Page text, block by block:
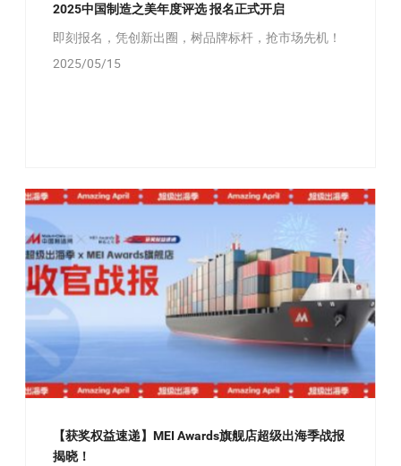
2025中国制造之美年度评选 报名正式开启
即刻报名，凭创新出圈，树品牌标杆，抢市场先机！
2025/05/15
【获奖权益速递】MEI Awards旗舰店超级出海季战报
揭晓！